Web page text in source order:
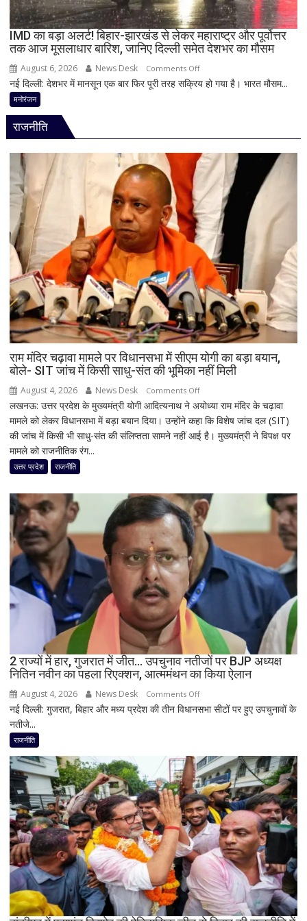
दिया’
स्टेटस
के
पुलिस
IMD का बड़ा अलर्ट! बिहार-झारखंड से लेकर महाराष्ट्र और पूर्वोत्तर
तक आज मूसलाधार बारिश, जानिए दिल्ली समेत देशभर का मौसम
August 6, 2026 News Desk Comments Offon
IMD
झारखंड
से
लेकर
महाराष्ट्र
और
पूर्वोत्तर
तक
आज
मूसलाधार
बारिश,
जानिए
दिल्ली
समेत
देशभर
का
नई दिल्ली: देशभर में मानसून एक बार फिर पूरी तरह सक्रिय हो गया है। भारत मौसम...
मनोरंजन
राजनीति
राम मंदिर चढ़ावा मामले पर विधानसभा में सीएम योगी का बड़ा बयान,
बोले- SIT जांच में किसी साधु-संत की भूमिका नहीं मिली
August 4, 2026 News Desk Comments Offon
राम
मंदिर
चढ़ावा
में
सीएम
योगी
का
बड़ा
बयान,
बोले-
SIT
जांच
में
किसी
साधु-
संत
की
भूमिका
लखनऊ: उत्तर प्रदेश के मुख्यमंत्री योगी आदित्यनाथ ने अयोध्या राम मंदिर के चढ़ावा
मामले को लेकर विधानसभा में बड़ा बयान दिया। उन्होंने कहा कि विशेष जांच दल (SIT)
की जांच में किसी भी साधु-संत की संलिप्तता सामने नहीं आई है। मुख्यमंत्री ने विपक्ष पर
मामले को राजनीतिक रंग...
उत्तर प्रदेश राजनीति
2 राज्यों में हार, गुजरात में जीत… उपचुनाव नतीजों पर BJP अध्यक्ष
नितिन नवीन का पहला रिएक्शन, आत्ममंथन का किया ऐलान
August 4, 2026 News Desk Comments Offon
2
गुजरात
में
जीत…
उपचुनाव
नतीजों
पर
BJP
अध्यक्ष
नितिन
नवीन
नई दिल्ली: गुजरात, बिहार और मध्य प्रदेश की तीन विधानसभा सीटों पर हुए उपचुनावों के
नतीजे...
राजनीति